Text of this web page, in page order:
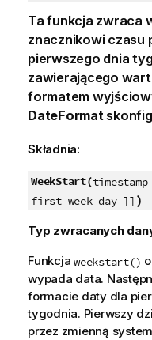
Ta funkcja zwraca
znacznikowi czasu
pierwszego dnia
zawierającego
formatem
DateFormat
Składnia:
WeekStart(
first_week_day ]] )
Typ zwracanych
Funkcja weekstart()
wypada data.
formacie daty dla
tygodnia. Pierwszy
przez zmienną